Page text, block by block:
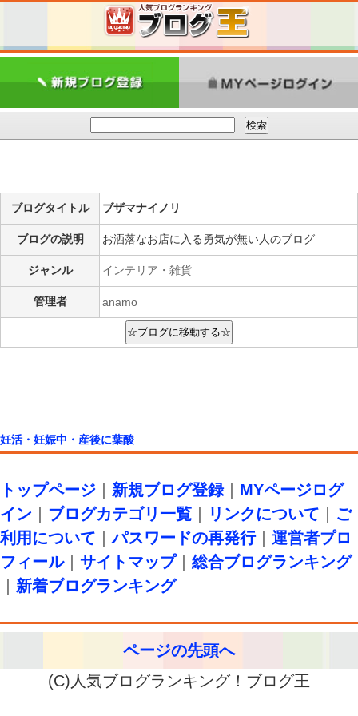
ブログタイトル ブザマナイノリ
ブログの説明 お洒落なお店に入る勇気が無い人のブログ
ジャンル インテリア・雑貨
管理者 anamo
妊活・妊娠中・産後に葉酸
トップページ 新規ブログ登録｜ MYページログ
イン
ブログカテゴリ一覧 リンクについて
ご
利用について ｜パスワードの再発行｜ 運営者プロ
フィール｜ サイトマップ｜ 総合ブログランキング
新着ブログランキング
ページの先頭へ
(C)人気ブログランキング！ブログ王